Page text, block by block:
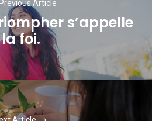
Article
Previous
post:
s’appelle
la foi.